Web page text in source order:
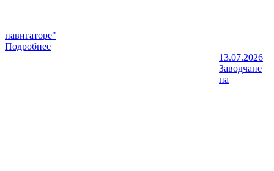
навигаторе"
Подробнее
13.07.2026
Заводчане
на